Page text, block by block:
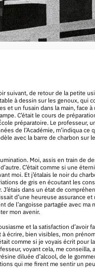
suivant, de retour de la petite
à dessin sur les genoux, qui
et un fusain dans la main, face à
C’était le cours de
préparatoire. Le professeur,
de l’Académie, m’indiqua ce
avec la barre de charbon sur
Moi, assis en train de
C’était comme si une
moi. Et j’étalais le noir du
de gris en écoutant les
dans un état de
d’une heureuse assurance et
de l’angoisse partagée avec ma
mon avenir.
et la satisfaction d’avoir
à écrire, bien visibles, mon
comme si je voyais écrit pour
voyant cela, me conseilla,
diluée d’alcool, de le
qui me firent me sentir un